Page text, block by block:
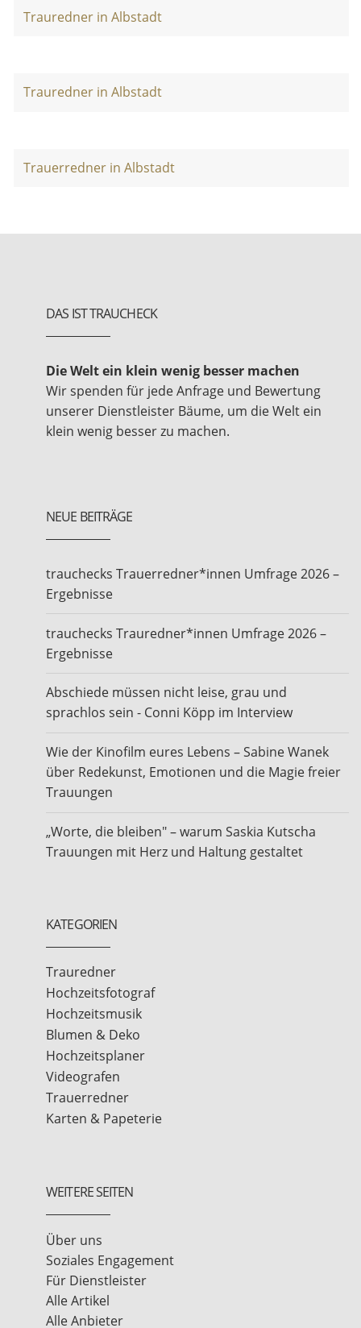
Trauredner in Albstadt
Trauredner in Albstadt
Trauerredner in Albstadt
DAS IST TRAUCHECK
Die Welt ein klein wenig besser machen
Wir spenden für jede Anfrage und Bewertung
unserer Dienstleister Bäume, um die Welt ein
klein wenig besser zu machen.
NEUE BEITRÄGE
trauchecks Trauerredner*innen Umfrage 2026 –
Ergebnisse
trauchecks Trauredner*innen Umfrage 2026 –
Ergebnisse
Abschiede müssen nicht leise, grau und
sprachlos sein - Conni Köpp im Interview
Wie der Kinofilm eures Lebens – Sabine Wanek
über Redekunst, Emotionen und die Magie freier
Trauungen
„Worte, die bleiben" – warum Saskia Kutscha
Trauungen mit Herz und Haltung gestaltet
KATEGORIEN
Trauredner
Hochzeitsfotograf
Hochzeitsmusik
Blumen & Deko
Hochzeitsplaner
Videografen
Trauerredner
Karten & Papeterie
WEITERE SEITEN
Über uns
Soziales Engagement
Für Dienstleister
Alle Artikel
Alle Anbieter